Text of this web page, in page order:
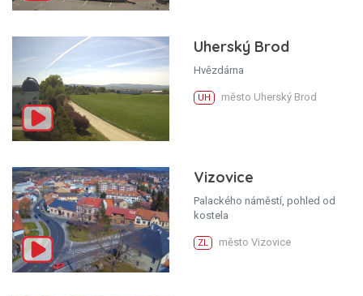
Uherský Brod
Hvězdárna
UH město Uherský Brod
Vizovice
Palackého náměstí, pohled od
kostela
ZL město Vizovice